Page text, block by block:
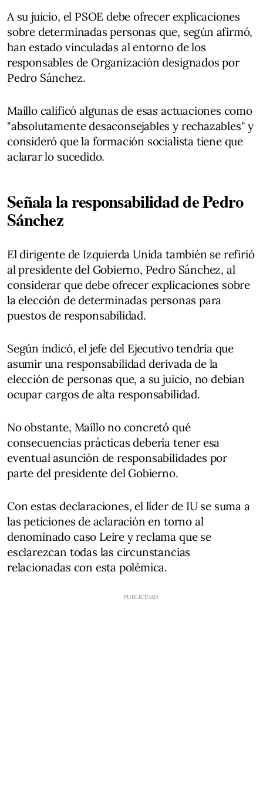
A su juicio, el PSOE debe ofrecer explicaciones
sobre determinadas personas que, según afirmó,
han estado vinculadas al entorno de los
responsables de Organización designados por
Pedro Sánchez.
Maíllo calificó algunas de esas actuaciones como
"absolutamente desaconsejables y rechazables" y
consideró que la formación socialista tiene que
aclarar lo sucedido.
Señala la responsabilidad de Pedro
Sánchez
El dirigente de Izquierda Unida también se refirió
al presidente del Gobierno, Pedro Sánchez, al
considerar que debe ofrecer explicaciones sobre
la elección de determinadas personas para
puestos de responsabilidad.
Según indicó, el jefe del Ejecutivo tendría que
asumir una responsabilidad derivada de la
elección de personas que, a su juicio, no debían
ocupar cargos de alta responsabilidad.
No obstante, Maíllo no concretó qué
consecuencias prácticas debería tener esa
eventual asunción de responsabilidades por
parte del presidente del Gobierno.
Con estas declaraciones, el líder de IU se suma a
las peticiones de aclaración en torno al
denominado caso Leire y reclama que se
esclarezcan todas las circunstancias
relacionadas con esta polémica.